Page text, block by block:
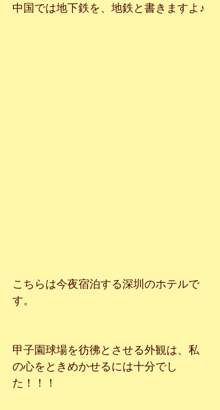
中国では地下鉄を、地鉄と書きますよ♪
こちらは今夜宿泊する深圳のホテルで
す。
甲子園球場を彷彿とさせる外観は、私
の心をときめかせるには十分でし
た！！！